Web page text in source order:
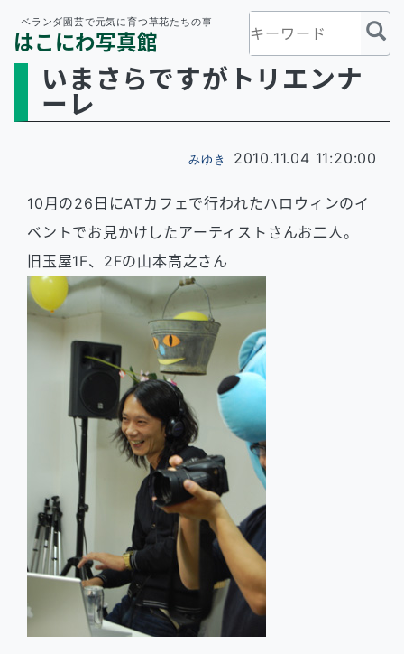
ベランダ園芸で元気に育つ草花たちの事
はこにわ写真館
いまさらですがトリエンナ
ーレ
みゆき 2010.11.04 11:20:00
10月の26日にATカフェで行われたハロウィンのイ
ベントでお見かけしたアーティストさんお二人。
旧玉屋1F、2Fの山本高之さん